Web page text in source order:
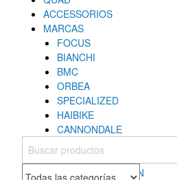
ACCESSORIOS
MARCAS
FOCUS
BIANCHI
BMC
ORBEA
SPECIALIZED
HAIBIKE
CANNONDALE
COLNAGO
MONDRAKER
ROCKY MOUNTAIN